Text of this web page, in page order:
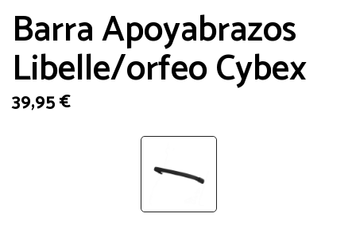
Barra Apoyabrazos
Libelle/orfeo Cybex
39,95€